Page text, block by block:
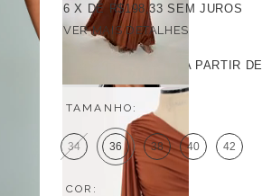
6 X DE R$198,33 SEM JUROS
VER MAIS DETALHES
A PARTIR DE
TAMANHO:
34 36 38 40 42
COR: